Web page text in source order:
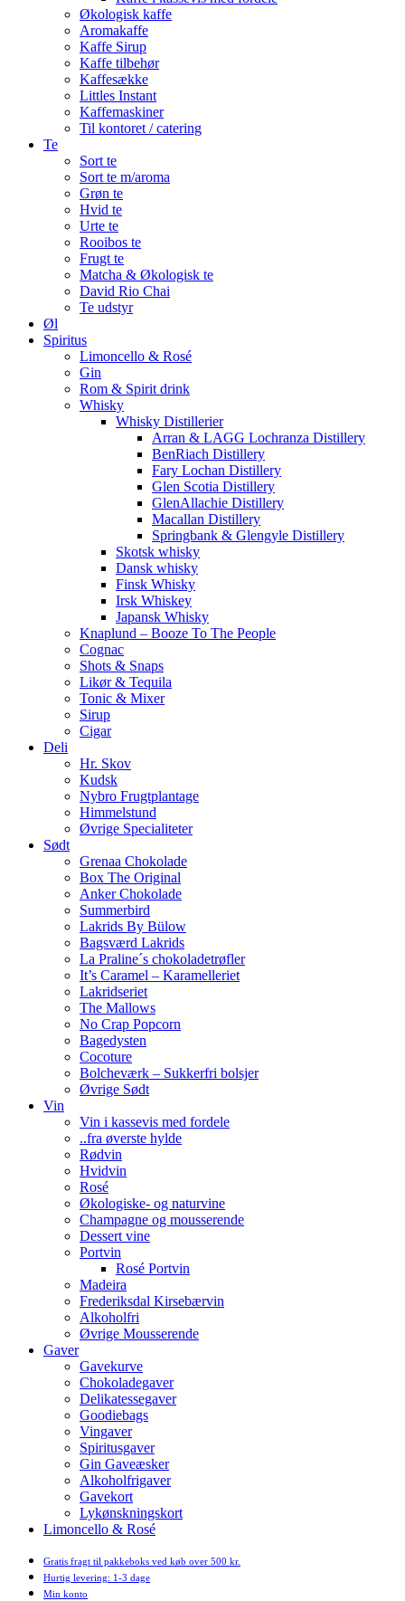
Økologisk kaffe
Aromakaffe
Kaffe Sirup
Kaffe tilbehør
Kaffesække
Littles Instant
Kaffemaskiner
Til kontoret / catering
Te
Sort te
Sort te m/aroma
Grøn te
Hvid te
Urte te
Rooibos te
Frugt te
Matcha & Økologisk te
David Rio Chai
Te udstyr
Øl
Spiritus
Limoncello & Rosé
Gin
Rom & Spirit drink
Whisky
Whisky Distillerier
Arran & LAGG Lochranza Distillery
BenRiach Distillery
Fary Lochan Distillery
Glen Scotia Distillery
GlenAllachie Distillery
Macallan Distillery
Springbank & Glengyle Distillery
Skotsk whisky
Dansk whisky
Finsk Whisky
Irsk Whiskey
Japansk Whisky
Knaplund – Booze To The People
Cognac
Shots & Snaps
Likør & Tequila
Tonic & Mixer
Sirup
Cigar
Deli
Hr. Skov
Kudsk
Nybro Frugtplantage
Himmelstund
Øvrige Specialiteter
Sødt
Grenaa Chokolade
Box The Original
Anker Chokolade
Summerbird
Lakrids By Bülow
Bagsværd Lakrids
La Praline´s chokoladetrøfler
It’s Caramel – Karamelleriet
Lakridseriet
The Mallows
No Crap Popcorn
Bagedysten
Cocoture
Bolcheværk – Sukkerfri bolsjer
Øvrige Sødt
Vin
Vin i kassevis med fordele
..fra øverste hylde
Rødvin
Hvidvin
Rosé
Økologiske- og naturvine
Champagne og mousserende
Dessert vine
Portvin
Rosé Portvin
Madeira
Frederiksdal Kirsebærvin
Alkoholfri
Øvrige Mousserende
Gaver
Gavekurve
Chokoladegaver
Delikatessegaver
Goodiebags
Vingaver
Spiritusgaver
Gin Gaveæsker
Alkoholfrigaver
Gavekort
Lykønskningskort
Limoncello & Rosé
Gratis fragt til pakkeboks ved køb over 500 kr.
Hurtig levering: 1-3 dage
Min konto